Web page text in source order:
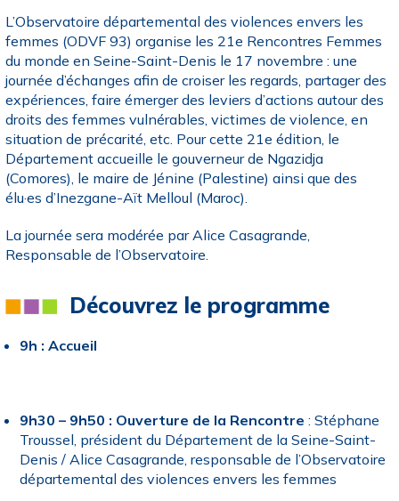
L’Observatoire départemental des violences envers les
femmes (ODVF 93) organise les 21e Rencontres Femmes
du monde en Seine-Saint-Denis le 17 novembre : une
journée d’échanges afin de croiser les regards, partager des
expériences, faire émerger des leviers d’actions autour des
droits des femmes vulnérables, victimes de violence, en
situation de précarité, etc. Pour cette 21e édition, le
Département accueille le gouverneur de Ngazidja
(Comores), le maire de Jénine (Palestine) ainsi que des
élu·es d’Inezgane-Aït Melloul (Maroc).
La journée sera modérée par Alice Casagrande,
Responsable de l’Observatoire.
Découvrez le programme
9h : Accueil
9h30 – 9h50 : Ouverture de la Rencontre : Stéphane
Troussel, président du Département de la Seine-Saint-
Denis / Alice Casagrande, responsable de l’Observatoire
départemental des violences envers les femmes